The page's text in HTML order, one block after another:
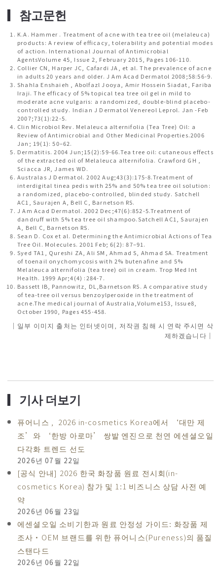
▎ 참고문헌
K.A. Hammer . Treatment of acne with tea tree oil (melaleuca)
products: A review of efficacy, tolerability and potential modes
of action. International Journal of Antimicrobial
AgentsVolume 45, Issue 2, February 2015, Pages 106-110.
Collier CN, Harper JC, Cafardi JA, et al. The prevalence of acne
in adults 20 years and older. J Am Acad Dermatol 2008;58:56-9.
Shahla Enshaieh , Abolfazl Jooya, Amir Hossein Siadat, Fariba
Iraji. The efficacy of 5% topical tea tree oil gel in mild to
moderate acne vulgaris: a randomized, double-blind placebo-
controlled study. Indian J Dermatol Venereol Leprol. Jan -Feb
2007;73(1):22-5.
Clin Microbiol Rev. Melaleuca alternifolia (Tea Tree) Oil: a
Review of Antimicrobial and Other Medicinal Properties.2006
Jan; 19(1): 50–62.
Dermatitis. 2004 Jun;15(2):59-66.Tea tree oil: cutaneous effects
of the extracted oil of Melaleuca alternifolia. Crawford GH ,
Sciacca JR, James WD.
Australas J Dermatol. 2002 Aug;43(3):175-8.Treatment of
interdigital tinea pedis with 25% and 50% tea tree oil solution:
a randomized, placebo-controlled, blinded study. Satchell
AC1, Saurajen A, Bell C, Barnetson RS.
J Am Acad Dermatol. 2002 Dec;47(6):852-5.Treatment of
dandruff with 5% tea tree oil shampoo.Satchell AC1, Saurajen
A, Bell C, Barnetson RS.
Sean D. Cox et al. Determining the Antimicrobial Actions of Tea
Tree Oil. Molecules. 2001 Feb; 6(2): 87–91.
Syed TA1, Qureshi ZA, Ali SM, Ahmad S, Ahmad SA. Treatment
of toenail onychomycosis with 2% butenafine and 5%
Melaleuca alternifolia (tea tree) oil in cream. Trop Med Int
Health. 1999 Apr;4(4) :284-7.
Bassett IB, Pannowitz, DL,Barnetson RS. A comparative study
of tea-tree oil versus benzoylperoxide in the treatment of
acne.The medical journal of Australia,Volume153, Issue8,
October 1990, Pages 455-458.
｜일부 이미지 출처는 인터넷이며, 저작권 침해 시 연락 주시면 삭
제하겠습니다｜
▎ 기사 더보기
퓨어니스 , 2026 in-cosmetics Korea에서 ‘대만 제
조’와 ‘한방 아로마’ 쌍발 엔진으로 천연 에센셜오일
다각화 트렌드 선도
2026년 07월 22일
[공식 안내] 2026 한국 화장품 원료 전시회(in-
cosmetics Korea) 참가 및 1:1 비즈니스 상담 사전 예
약
2026년 06월 23일
에센셜오일 소비기한과 원료 안정성 가이드: 화장품 제
조사·OEM 브랜드를 위한 퓨어니스(Pureness)의 품질
스탠다드
2026년 06월 22일